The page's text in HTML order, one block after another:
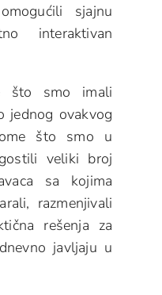
sjajnu
interaktivan
što smo imali
jednog ovakvog
što smo u
veliki broj
sa kojima
razmenjivali
rešenja za
javljaju u